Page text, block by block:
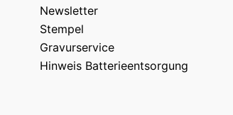
Newsletter
Stempel
Gravurservice
Hinweis Batterieentsorgung